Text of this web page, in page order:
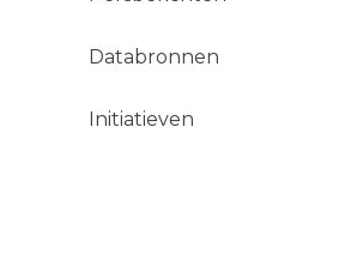
Databronnen
Initiatieven